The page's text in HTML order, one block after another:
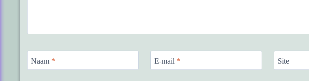
Naam * E-mail * Site